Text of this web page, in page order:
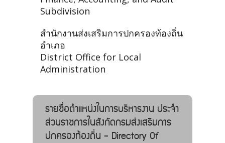
Subdivision
สำนักงานส่งเสริมการปกครองท้องถิ่น
อำเภอ
District Office for Local
Administration
รายชื่อตำแหน่งในการบริหารงาน ประจำ
ส่วนราชการในสังกัดกรมส่งเสริมการ
ปกครองท้องถิ่น - Directory Of